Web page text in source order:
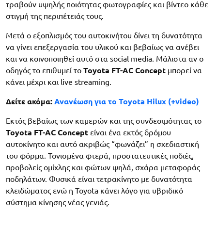
τραβούν υψηλής ποιότητας φωτογραφίες και βίντεο κάθε
στιγμή της περιπέτειάς τους.
Μετά ο εξοπλισμός του αυτοκινήτου δίνει τη δυνατότητα
να γίνει επεξεργασία του υλικού και βεβαίως να ανέβει
και να κοινοποιηθεί αυτό στα social media. Μάλιστα αν ο
οδηγός το επιθυμεί το Toyota FT-AC Concept μπορεί να
κάνει μέχρι και live streaming.
Δείτε ακόμα: Ανανέωση για το Toyota Hilux (+video)
Εκτός βεβαίως των καμερών και της συνδεσιμότητας το
Toyota FT-AC Concept είναι ένα εκτός δρόμου
αυτοκίνητο και αυτό ακριβώς “φωνάζει” η σχεδιαστική
του φόρμα. Τονισμένα φτερά, προστατευτικές ποδιές,
προβολείς ομίχλης και φώτων ψηλά, σχάρα μεταφοράς
ποδηλάτων. Φυσικά είναι τετρακίνητο με δυνατότητα
κλειδώματος ενώ η Toyota κάνει λόγο για υβριδικό
σύστημα κίνησης νέας γενιάς.